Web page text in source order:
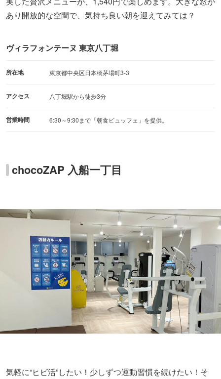
あり開放的な空間で、気持ち良い朝を迎えてみては？
ヴィラフォンテーヌ 東京八丁堀
所在地 東京都中央区日本橋茅場町3-3
アクセス 八丁堀駅から徒歩3分
営業時間 6:30～9:30まで「朝食ビュッフェ」を提供。
chocoZAP 入船一丁目
気軽に“ヒビ活”したい！少しずつ運動習慣を続けたい！そ